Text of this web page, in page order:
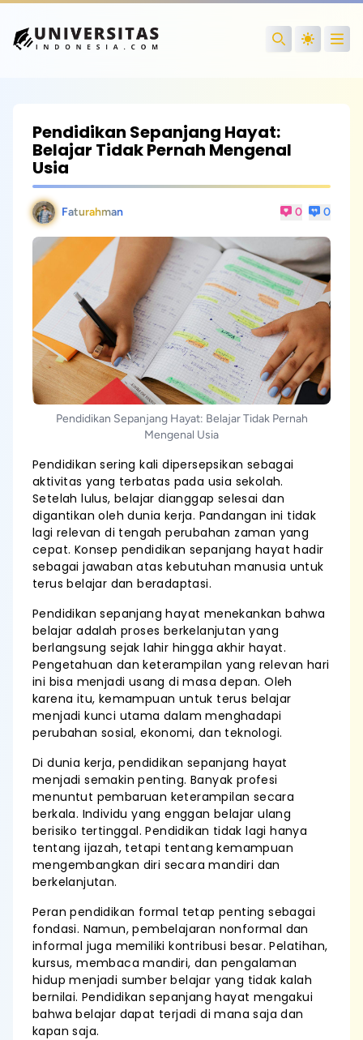
Search
Pendidikan Sepanjang Hayat:
Belajar Tidak Pernah Mengenal
Usia
Faturahman 0 0
Pendidikan Sepanjang Hayat: Belajar Tidak Pernah
Mengenal Usia
Pendidikan sering kali dipersepsikan sebagai
aktivitas yang terbatas pada usia sekolah.
Setelah lulus, belajar dianggap selesai dan
digantikan oleh dunia kerja. Pandangan ini tidak
lagi relevan di tengah perubahan zaman yang
cepat. Konsep pendidikan sepanjang hayat hadir
sebagai jawaban atas kebutuhan manusia untuk
terus belajar dan beradaptasi.
Pendidikan sepanjang hayat menekankan bahwa
belajar adalah proses berkelanjutan yang
berlangsung sejak lahir hingga akhir hayat.
Pengetahuan dan keterampilan yang relevan hari
ini bisa menjadi usang di masa depan. Oleh
karena itu, kemampuan untuk terus belajar
menjadi kunci utama dalam menghadapi
perubahan sosial, ekonomi, dan teknologi.
Di dunia kerja, pendidikan sepanjang hayat
menjadi semakin penting. Banyak profesi
menuntut pembaruan keterampilan secara
berkala. Individu yang enggan belajar ulang
berisiko tertinggal. Pendidikan tidak lagi hanya
tentang ijazah, tetapi tentang kemampuan
mengembangkan diri secara mandiri dan
berkelanjutan.
Peran pendidikan formal tetap penting sebagai
fondasi. Namun, pembelajaran nonformal dan
informal juga memiliki kontribusi besar. Pelatihan,
kursus, membaca mandiri, dan pengalaman
hidup menjadi sumber belajar yang tidak kalah
bernilai. Pendidikan sepanjang hayat mengakui
bahwa belajar dapat terjadi di mana saja dan
kapan saja.